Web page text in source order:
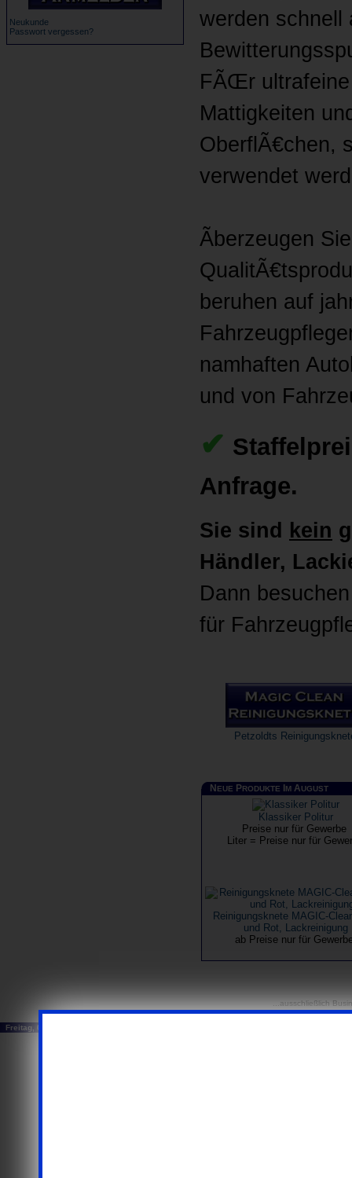
Neukunde
Passwort vergessen?
werden schnell
FÃŒr
Mattigkeiten
OberflÃ€chen,
verwendet
Ãberzeugen
beruhen auf
namhaften
und von
✔
Anfrage.
Sie sind kein
Händler,
Dann
für
Petzoldts
N EUE PRODUKTE M AUGUST
Klassiker Politur
Preise nur für Gewerbe
Liter = Preise nur für
Reinigungsknete MAGIC-
und Rot, Lackreinigung
ab Preise nur für
...ausschließlich
Freitag, 07. August 2026